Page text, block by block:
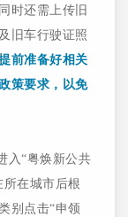
时还需上传旧
旧车行驶证照
前准备好相关
策要求，以免
入“粤焕新公共
在城市后根
别点击“申领